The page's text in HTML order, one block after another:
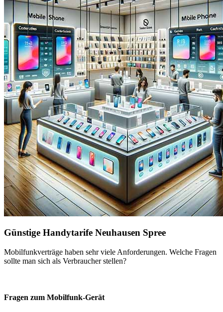
Günstige Handytarife Neuhausen Spree
Mobilfunkverträge haben sehr viele Anforderungen. Welche Fragen
sollte man sich als Verbraucher stellen?
Fragen zum Mobilfunk-Gerät